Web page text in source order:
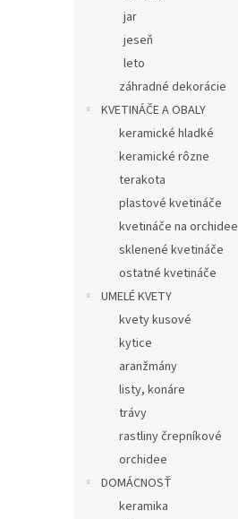
jar
jeseň
leto
záhradné dekorácie
KVETINÁČE A OBALY
keramické hladké
keramické rôzne
terakota
plastové kvetináče
kvetináče na orchidee
sklenené kvetináče
ostatné kvetináče
UMELÉ KVETY
kvety kusové
kytice
aranžmány
listy, konáre
trávy
rastliny črepníkové
orchidee
DOMÁCNOSŤ
keramika